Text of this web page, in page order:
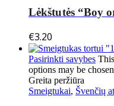
Lėkštutės “Boy
€3.20
Pasirinkti savybes
options may be
Greita peržiūra
Smeigtukai, Švenčių